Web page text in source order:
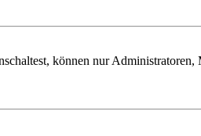
können nur Administratoren,